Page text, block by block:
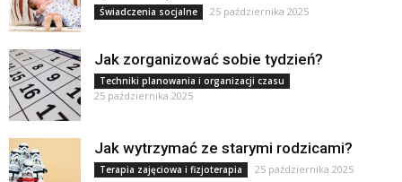
Świadczenia socjalne 25 października 2025
Jak zorganizować sobie tydzień?
Techniki planowania i organizacji czasu
25 października 2025
Jak wytrzymać ze starymi rodzicami?
Terapia zajęciowa i fizjoterapia 25 października 2025